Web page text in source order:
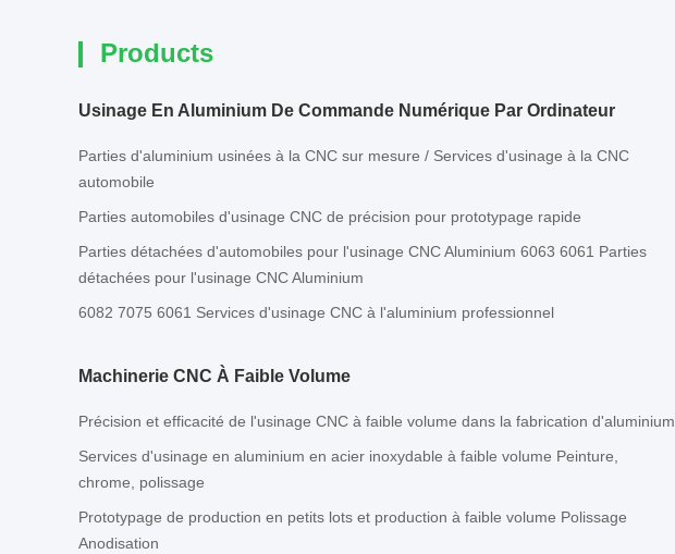
Products
Usinage En Aluminium De Commande Numérique Par Ordinateur
Parties d'aluminium usinées à la CNC sur mesure / Services d'usinage à la CNC
automobile
Parties automobiles d'usinage CNC de précision pour prototypage rapide
Parties détachées d'automobiles pour l'usinage CNC Aluminium 6063 6061 Parties
détachées pour l'usinage CNC Aluminium
6082 7075 6061 Services d'usinage CNC à l'aluminium professionnel
Machinerie CNC À Faible Volume
Précision et efficacité de l'usinage CNC à faible volume dans la fabrication d'aluminium
Services d'usinage en aluminium en acier inoxydable à faible volume Peinture,
chrome, polissage
Prototypage de production en petits lots et production à faible volume Polissage
Anodisation